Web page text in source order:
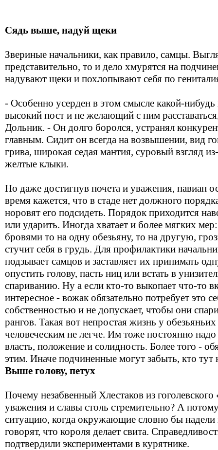
Сядь выше, надуй щеки
Звериные начальники, как правило, самцы.
представительно, то и дело хмурятся на
надувают щеки и похлопывают себя по
- Особенно усерден в этом смысле какой-
высокий пост и не желающий с ним
Дольник. - Он долго боролся, устранял
главным. Сидит он всегда на возвышении, вид
грива, широкая седая мантия, суровый взгляд
желтые клыки.
Но даже достигнув почета и уважения, павиан
время кажется, что в стаде нет должного
норовят его подсидеть. Порядок приходится
или ударить. Иногда хватает и более мягких
бровями то на одну обезьяну, то на другую,
стучит себя в грудь. Для профилактики
подзывает самцов и заставляет их принимать
опустить голову, пасть ниц или встать в
спариванию. Ну а если кто-то выкопает что-то
интересное - вожак обязательно потребует это
собственностью и не допускает, чтобы они
рангов. Такая вот непростая жизнь у
человеческим не легче. Им тоже постоянно
власть, положение и солидность. Более того -
этим. Иначе подчиненные могут забыть, кто тут
Выше голову, петух
Почему незабвенный Хлестаков из гоголевского
уважения и славы столь стремительно? А
ситуацию, когда окружающие словно бы надели
говорят, что короля делает свита.
подтвердили экспериментами в курятнике.